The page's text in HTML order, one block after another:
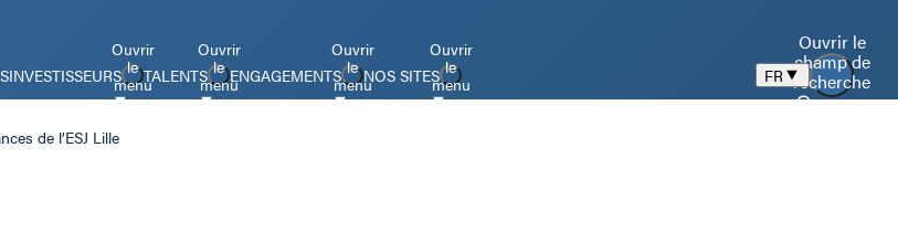
INVESTISSEURS
Ouvrir
le
menuTALENTS
Ouvrir
le
menuENGAGEMENTS
Ouvrir
le
menuNOS SITES
Ouvrir
le
menu
FR
Ouvrir le
champ de
recherche
de l’ESJ Lille